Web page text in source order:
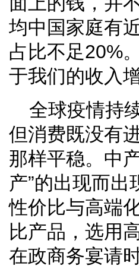
均中国家庭有
占比不足20%
于我们的收入增
全球疫情持
但消费既没有
那样平稳。中
产”的出现而出
性价比与高端
比产品，选用
在政商务宴请